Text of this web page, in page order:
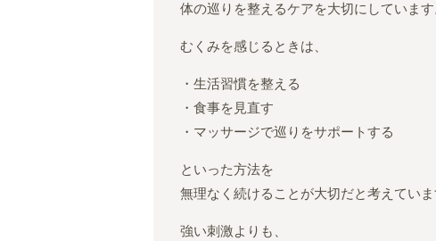
体の巡りを整えるケアを大切にしています
むくみを感じるときは、
・生活習慣を整える
・食事を見直す
・マッサージで巡りをサポートする
といった方法を
無理なく続けることが大切だと考えていま
強い刺激よりも、